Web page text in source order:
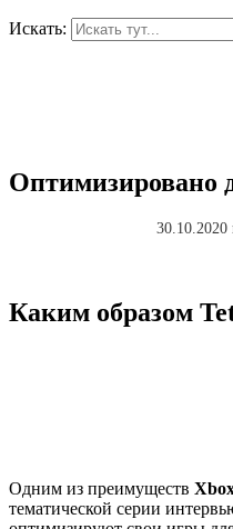
Искать:
Оптимизировано
30.10.2020
Каким образом
Одним из преимуществ
тематической серии